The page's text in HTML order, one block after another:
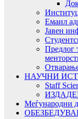
Емаил
Јавен
Предлог
НАУЧНИ
Staff
Меѓународни